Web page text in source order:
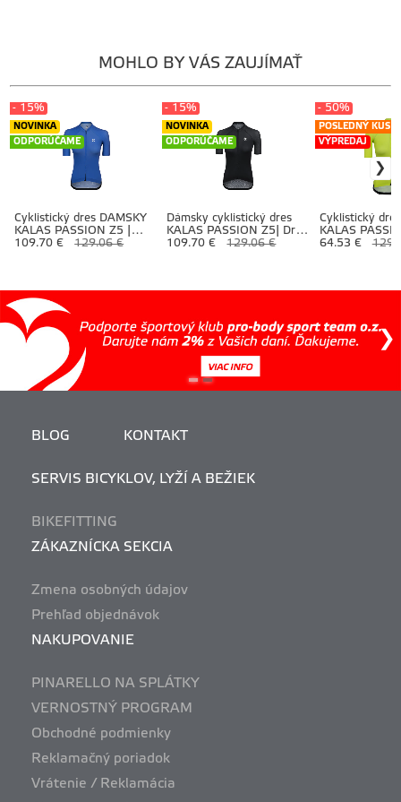
MOHLO BY VÁS ZAUJÍMAŤ
Cyklistický dres DÁMSKY
KALAS PASSION Z5 |
Dres AERO |Cobalt Blue
NOVINKA
ODPORÚČAME
- 15%
109.70 € 129.06 €
Dámsky cyklistický dres
KALAS PASSION Z5| Dres
VERANO |Black
NOVINKA
ODPORÚČAME
- 15%
109.70 € 129.06 €
Cyklistický
KALAS
Dres AERO |
POSLEDNÝ KUS
VÝPREDAJ
- 50%
64.53 €
BLOG KONTAKT
SERVIS BICYKLOV, LYŽÍ A BEŽIEK
BIKEFITTING
ZÁKAZNÍCKA SEKCIA
Zmena osobných údajov
Prehľad objednávok
NAKUPOVANIE
PINARELLO NA SPLÁTKY
VERNOSTNÝ PROGRAM
Obchodné podmienky
Reklamačný poriadok
Vrátenie / Reklamácia